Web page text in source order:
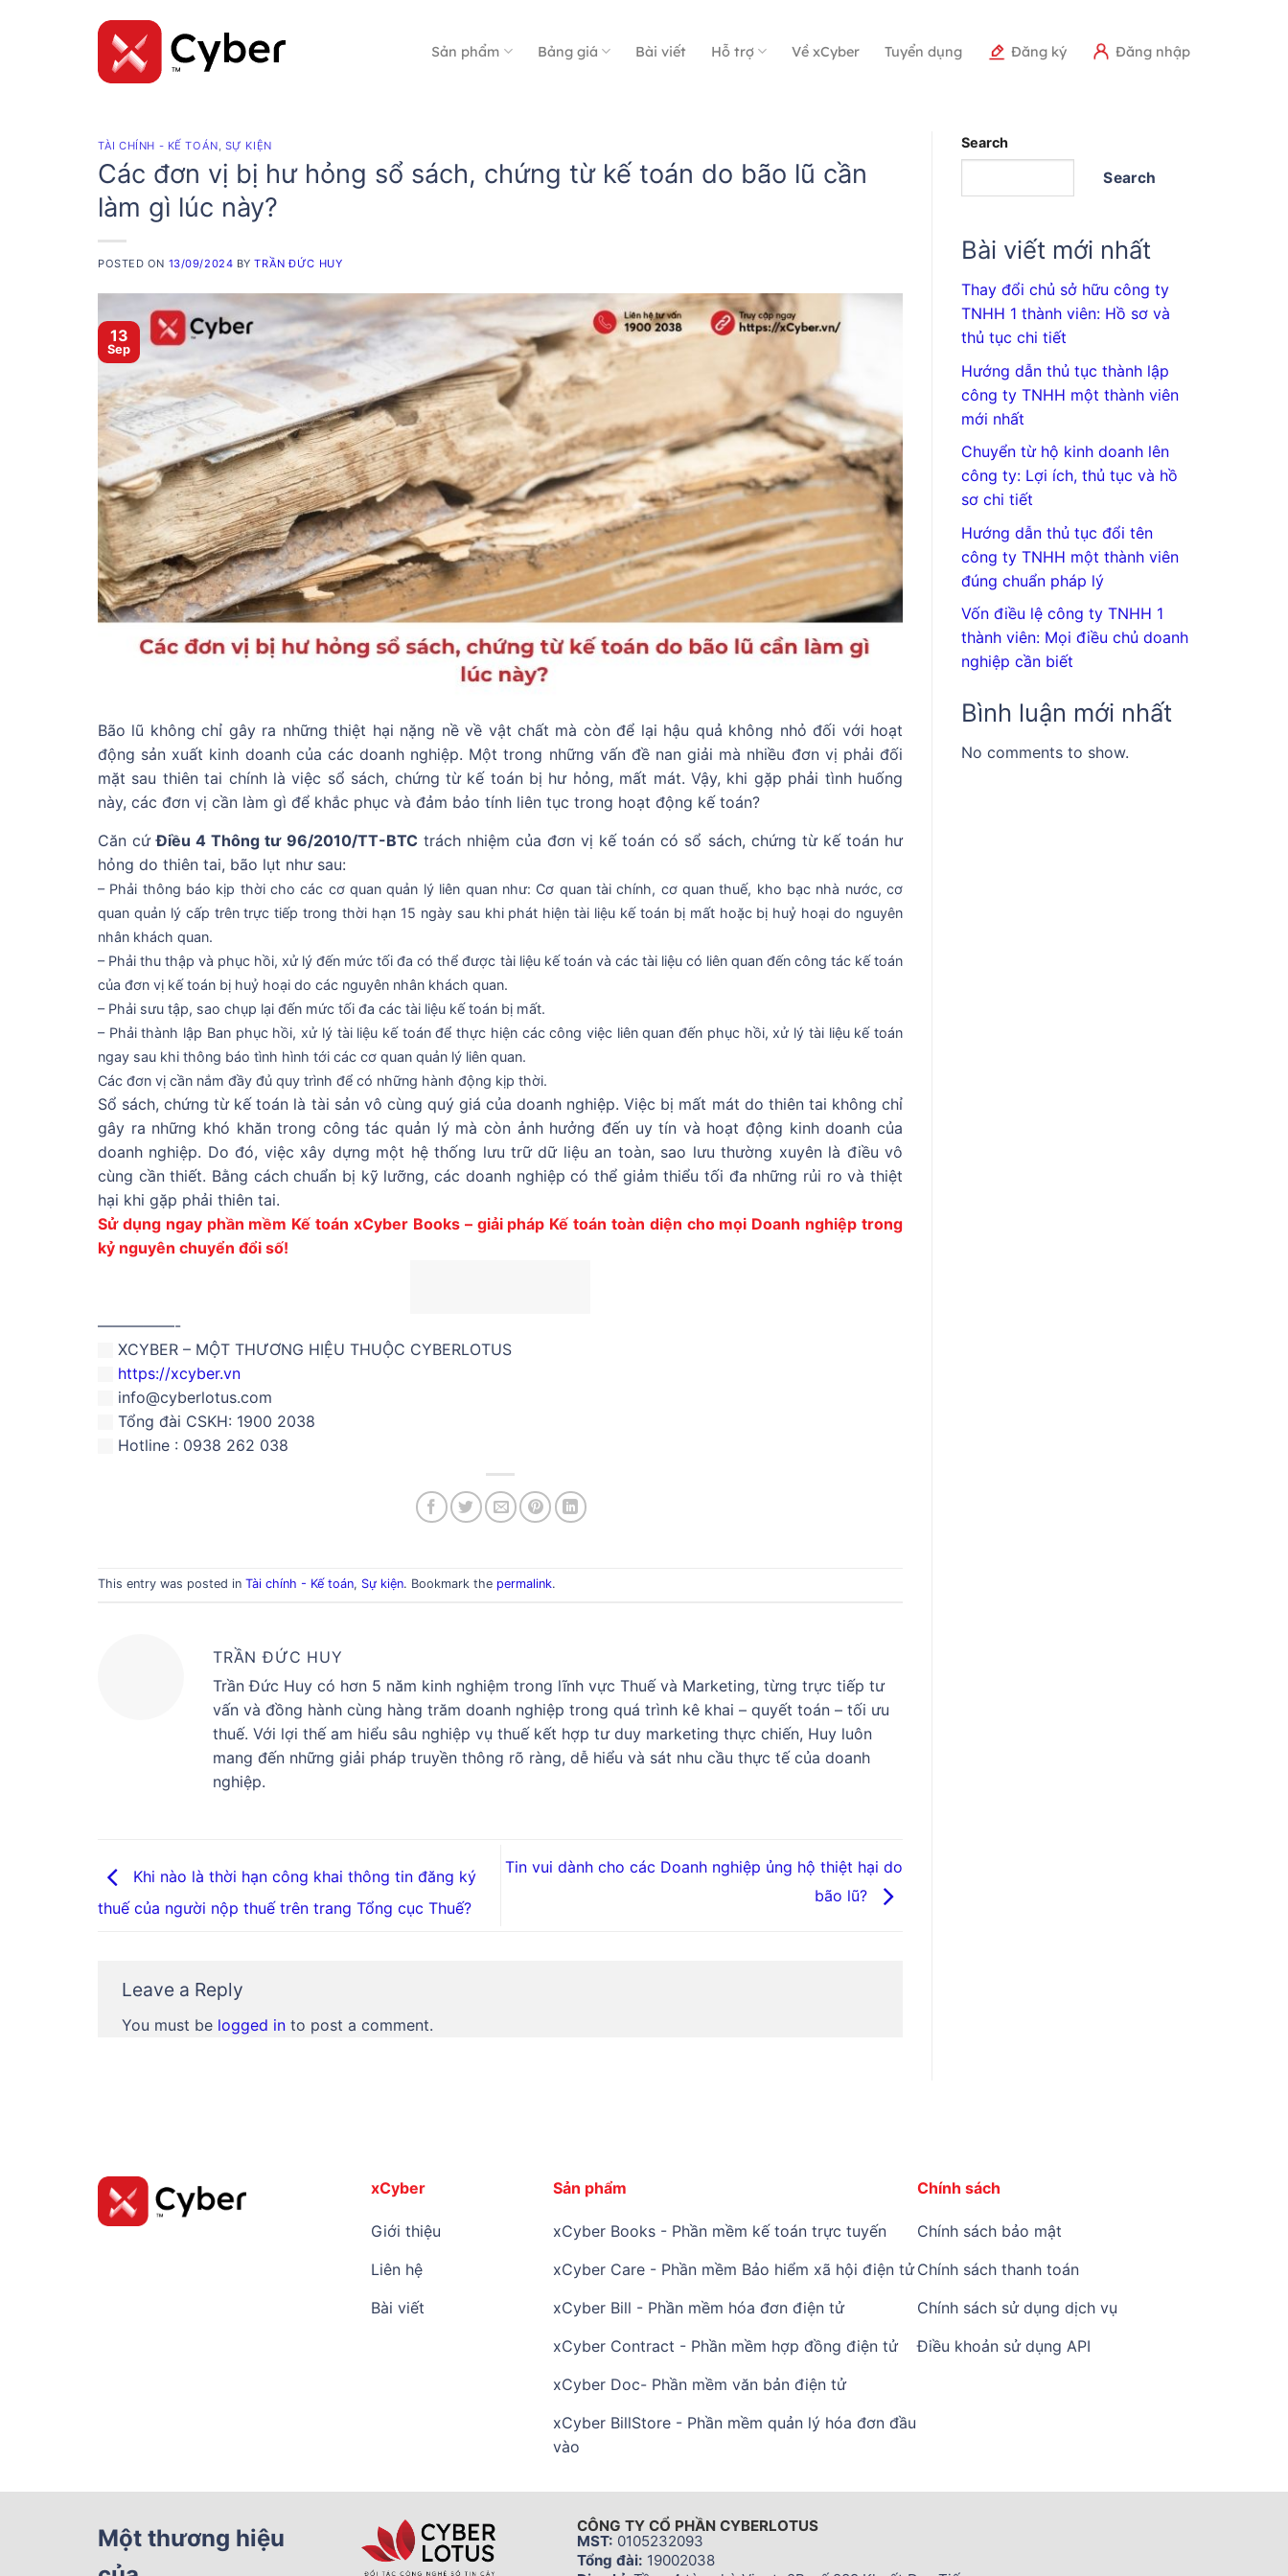
Sản phẩm Bảng giá Bài viết Hỗ trợ Về xCyber Tuyển dụng Đăng ký Đăng nhập
TÀI CHÍNH - KẾ TOÁN, SỰ KIỆN
Các đơn vị bị hư hỏng sổ sách, chứng từ kế toán do bão lũ cần
làm gì lúc này?
POSTED ON 13/09/2024 BYTRẦN ĐỨC HUY
13
Sep
Bão lũ không chỉ gây ra những thiệt hại nặng nề về vật chất mà còn để lại hậu quả không nhỏ đối với hoạt
động sản xuất kinh doanh của các doanh nghiệp. Một trong những vấn đề nan giải mà nhiều đơn vị phải đối
mặt sau thiên tai chính là việc sổ sách, chứng từ kế toán bị hư hỏng, mất mát. Vậy, khi gặp phải tình huống
này, các đơn vị cần làm gì để khắc phục và đảm bảo tính liên tục trong hoạt động kế toán?
Căn cứĐiều 4 Thông tư 96/2010/TT-BTC trách nhiệm của đơn vị kế toán có sổ sách, chứng từ kế toán hư
hỏng do thiên tai, bão lụt như sau:
– Phải thông báo kịp thời cho các cơ quan quản lý liên quan như: Cơ quan tài chính, cơ quan thuế, kho bạc nhà nước, cơ
quan quản lý cấp trên trực tiếp trong thời hạn 15 ngày sau khi phát hiện tài liệu kế toán bị mất hoặc bị huỷ hoại do nguyên
nhân khách quan.
– Phải thu thập và phục hồi, xử lý đến mức tối đa có thể được tài liệu kế toán và các tài liệu có liên quan đến công tác kế toán
của đơn vị kế toán bị huỷ hoại do các nguyên nhân khách quan.
– Phải sưu tập, sao chụp lại đến mức tối đa các tài liệu kế toán bị mất.
– Phải thành lập Ban phục hồi, xử lý tài liệu kế toán để thực hiện các công việc liên quan đến phục hồi, xử lý tài liệu kế toán
ngay sau khi thông báo tình hình tới các cơ quan quản lý liên quan.
Các đơn vị cần nắm đầy đủ quy trình để có những hành động kịp thời.
Sổ sách, chứng từ kế toán là tài sản vô cùng quý giá của doanh nghiệp. Việc bị mất mát do thiên tai không chỉ
gây ra những khó khăn trong công tác quản lý mà còn ảnh hưởng đến uy tín và hoạt động kinh doanh của
doanh nghiệp. Do đó, việc xây dựng một hệ thống lưu trữ dữ liệu an toàn, sao lưu thường xuyên là điều vô
cùng cần thiết. Bằng cách chuẩn bị kỹ lưỡng, các doanh nghiệp có thể giảm thiểu tối đa những rủi ro và thiệt
hại khi gặp phải thiên tai.
Sử dụng ngay phần mềm Kế toán xCyber Books – giải pháp Kế toán toàn diện cho mọi Doanh nghiệp trong
kỷ nguyên chuyển đổi số!
—————-
XCYBER – MỘT THƯƠNG HIỆU THUỘC CYBERLOTUS
https://xcyber.vn
info@cyberlotus.com
Tổng đài CSKH: 1900 2038
Hotline : 0938 262 038
This entry was posted in Tài chính - Kế toán, Sự kiện. Bookmark the permalink.
TRẦN ĐỨC HUY
Trần Đức Huy có hơn 5 năm kinh nghiệm trong lĩnh vực Thuế và Marketing, từng trực tiếp tư
vấn và đồng hành cùng hàng trăm doanh nghiệp trong quá trình kê khai – quyết toán – tối ưu
thuế. Với lợi thế am hiểu sâu nghiệp vụ thuế kết hợp tư duy marketing thực chiến, Huy luôn
mang đến những giải pháp truyền thông rõ ràng, dễ hiểu và sát nhu cầu thực tế của doanh
nghiệp.
Khi nào là thời hạn công khai thông tin đăng ký
thuế của người nộp thuế trên trang Tổng cục Thuế?
Tin vui dành cho các Doanh nghiệp ủng hộ thiệt hại do
bão lũ?
Leave a Reply
You must be logged in to post a comment.
Search
Search
Bài viết mới nhất
Thay đổi chủ sở hữu công ty
TNHH 1 thành viên: Hồ sơ và
thủ tục chi tiết
Hướng dẫn thủ tục thành lập
công ty TNHH một thành viên
mới nhất
Chuyển từ hộ kinh doanh lên
công ty: Lợi ích, thủ tục và hồ
sơ chi tiết
Hướng dẫn thủ tục đổi tên
công ty TNHH một thành viên
đúng chuẩn pháp lý
Vốn điều lệ công ty TNHH 1
thành viên: Mọi điều chủ doanh
nghiệp cần biết
Bình luận mới nhất
No comments to show.
xCyber
Giới thiệu
Liên hệ
Bài viết
Sản phẩm
xCyber Books - Phần mềm kế toán trực tuyến
xCyber Care - Phần mềm Bảo hiểm xã hội điện tử
xCyber Bill - Phần mềm hóa đơn điện tử
xCyber Contract - Phần mềm hợp đồng điện tử
xCyber Doc- Phần mềm văn bản điện tử
xCyber BillStore - Phần mềm quản lý hóa đơn đầu
vào
Chính sách
Chính sách bảo mật
Chính sách thanh toán
Chính sách sử dụng dịch vụ
Điều khoản sử dụng API
Một thương hiệu
CÔNG TY CỔ PHẦN CYBERLOTUS
MST: 0105232093
Tổng đài: 19002038